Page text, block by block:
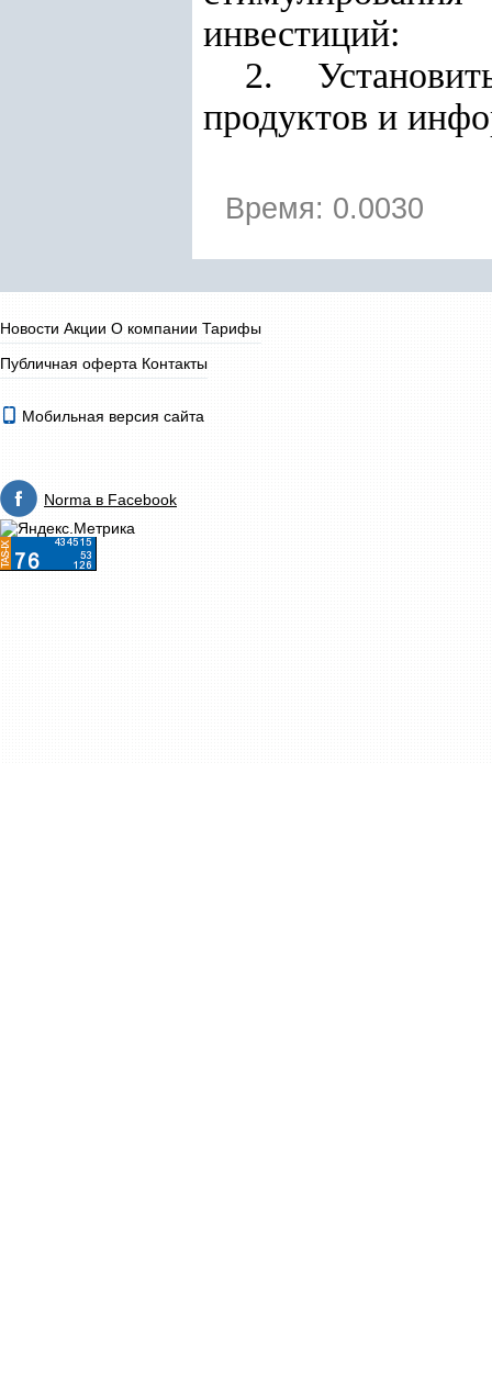
инвестиций:
2.
продуктов и
Время: 0.0030
Новости Акции О компании Тарифы
Публичная оферта Контакты
Мобильная версия сайта
Norma в Facebook